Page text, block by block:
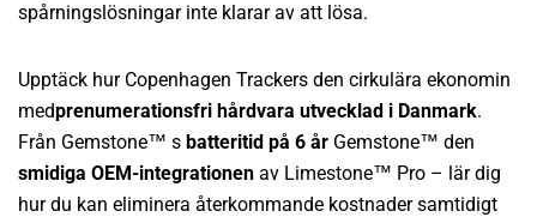
spårningslösningar inte klarar av att lösa.
Upptäck hur Copenhagen Trackers den cirkulära ekonomin
medprenumerationsfri hårdvara utvecklad i Danmark.
Från Gemstone™ s batteritid på 6 år Gemstone™ den
smidiga OEM-integrationen av Limestone™ Pro – lär dig
hur du kan eliminera återkommande kostnader samtidigt